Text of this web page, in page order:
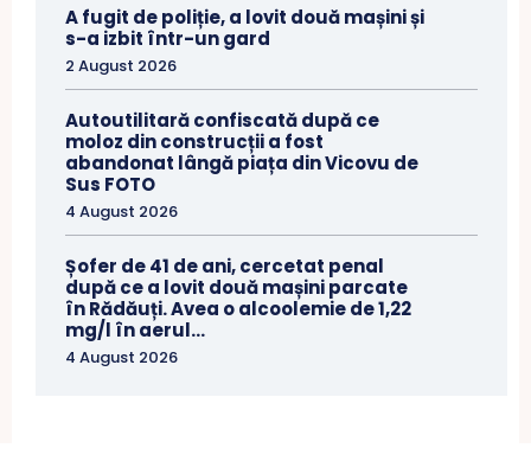
A fugit de poliție, a lovit două mașini și
s-a izbit într-un gard
2 August 2026
Autoutilitară confiscată după ce
moloz din construcții a fost
abandonat lângă piața din Vicovu de
Sus FOTO
4 August 2026
Șofer de 41 de ani, cercetat penal
după ce a lovit două mașini parcate
în Rădăuți. Avea o alcoolemie de 1,22
mg/l în aerul...
4 August 2026